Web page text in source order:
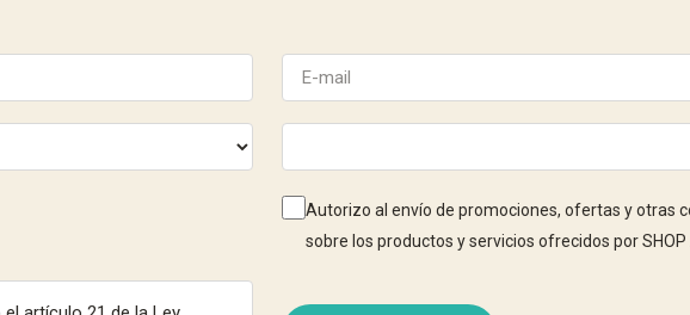
Autorizo al envío de promociones, ofertas y otras
sobre los productos y servicios ofrecidos por SHOP